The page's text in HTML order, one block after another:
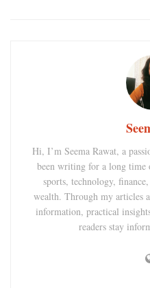
Hi, I’m Seema Rawat, a
been writing for a long
sports, technology,
wealth. Through my articles
information, practical
readers stay